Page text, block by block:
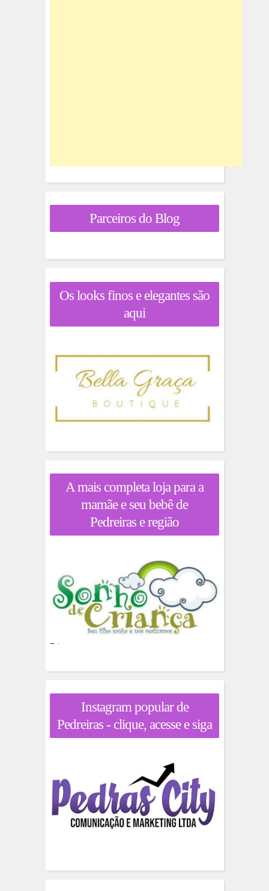
Parceiros do Blog
Os looks finos e elegantes são
aqui
A mais completa loja para a
mamãe e seu bebê de
Pedreiras e região
Instagram popular de
Pedreiras - clique, acesse e siga